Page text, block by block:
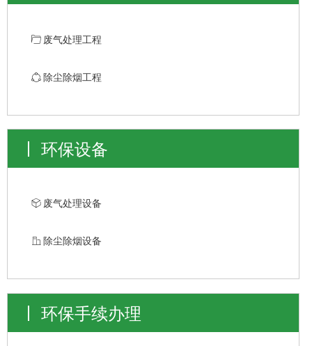
ꄁ 废气处理工程
ꁢ 除尘除烟工程
环保设备
ꁦ 废气处理设备
ꀶ 除尘除烟设备
环保手续办理